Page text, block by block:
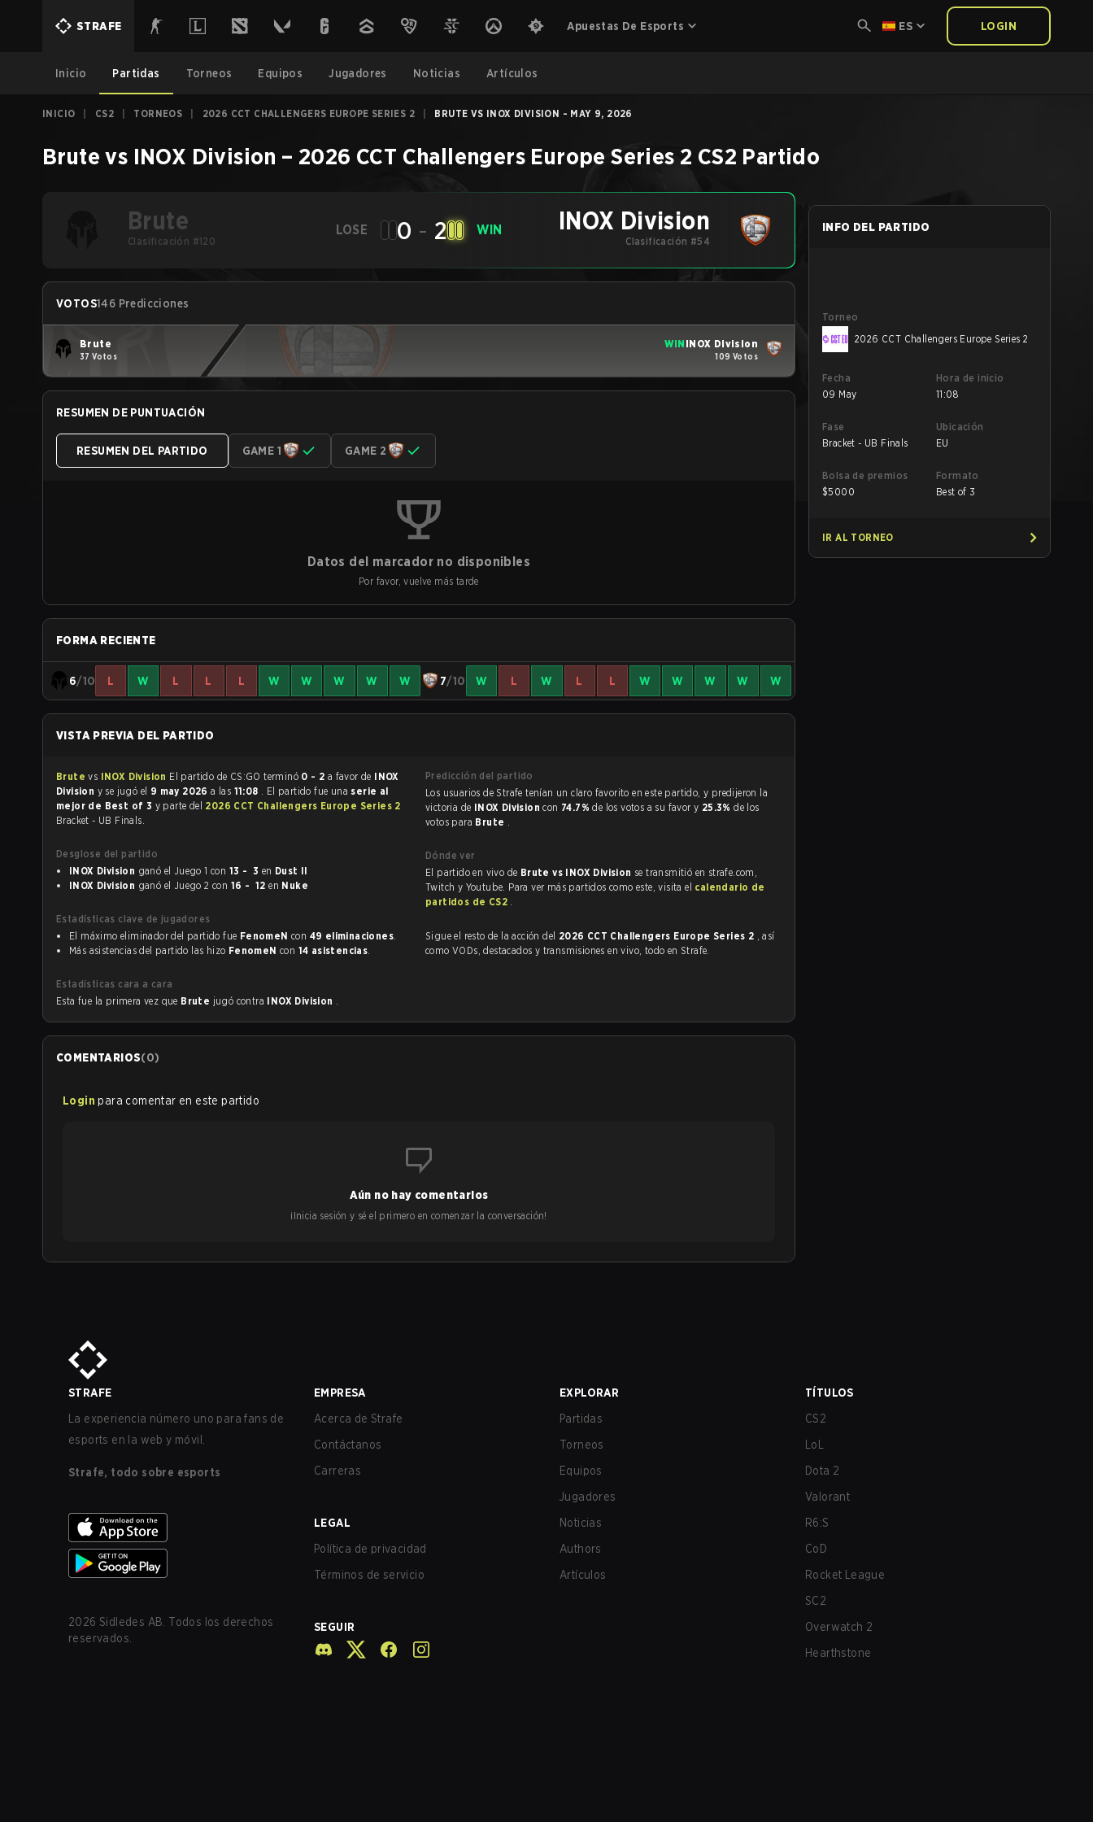
STRAFE Apuestas De Esports ES LOGIN
Inicio Partidas Torneos Equipos Jugadores Noticias Artículos
INICIO CS2 TORNEOS 2026 CCT CHALLENGERS EUROPE SERIES 2 BRUTE VS INOX DIVISION - MAY 9, 2026
Brute vs INOX Division – 2026 CCT Challengers Europe Series 2 CS2 Partido
Brute
Clasificación #120
LOSE 0 - 2 WIN INOX Division
Clasificación #54
VOTOS146 Predicciones
Brute
37 Votos
WIN INOX Division
109 Votos
RESUMEN DE PUNTUACIÓN
RESUMEN DEL PARTIDO GAME 1 GAME 2
Datos del marcador no disponibles
Por favor, vuelve más tarde
FORMA RECIENTE
6/10 L W L L L W W W W W 7/10 W L W L L W W W W W
VISTA PREVIA DEL PARTIDO
Brutevs INOX Division El partido de CS:GO terminó 0 - 2 a favor de INOX
Division y se jugó el 9 may 2026a las 11:08 . El partido fue una serie al
mejor de Best of 3 y parte del 2026 CCT Challengers Europe Series 2
Bracket - UB Finals.
Desglose del partido
INOX Division
ganó el Juego 1 con 13 - 3 en Dust II
INOX Division
ganó el Juego 2 con 16 - 12 en Nuke
Estadísticas clave de jugadores
El máximo eliminador del partido fue FenomeN con 49 eliminaciones.
Más asistencias del partido las hizo FenomeN con 14 asistencias.
Estadísticas cara a cara
Esta fue la primera vez que Brute jugó contra INOX Division .
Predicción del partido
Los usuarios de Strafe tenían un claro favorito en este partido, y predijeron la
victoria de INOX Divisioncon 74.7%de los votos a su favor y 25.3%de los
votos para Brute .
Dónde ver
El partido en vivo de Brute vs INOX Division se transmitió en strafe.com,
Twitch y Youtube. Para ver más partidos como este, visita el calendario de
partidos de CS2 .
Sigue el resto de la acción del 2026 CCT Challengers Europe Series 2 , así
como VODs, destacados y transmisiones en vivo, todo en Strafe.
COMENTARIOS(0)
Login para comentar en este partido
Aún no hay comentarios
¡Inicia sesión y sé el primero en comenzar la conversación!
INFO DEL PARTIDO
Torneo
2026 CCT Challengers Europe Series 2
Fecha
09 May
Hora de inicio
11:08
Fase
Bracket - UB Finals
Ubicación
EU
Bolsa de premios
$5000
Formato
Best of 3
IR AL TORNEO
STRAFE
La experiencia número uno para fans de
esports en la web y móvil.
Strafe, todo sobre esports
2026 Sidledes AB. Todos los derechos
reservados.
EMPRESA
Acerca de Strafe
Contáctanos
Carreras
LEGAL
Política de privacidad
Términos de servicio
SEGUIR
EXPLORAR
Partidas
Torneos
Equipos
Jugadores
Noticias
Authors
Artículos
TÍTULOS
CS2
LoL
Dota 2
Valorant
R6:S
CoD
Rocket League
SC2
Overwatch 2
Hearthstone